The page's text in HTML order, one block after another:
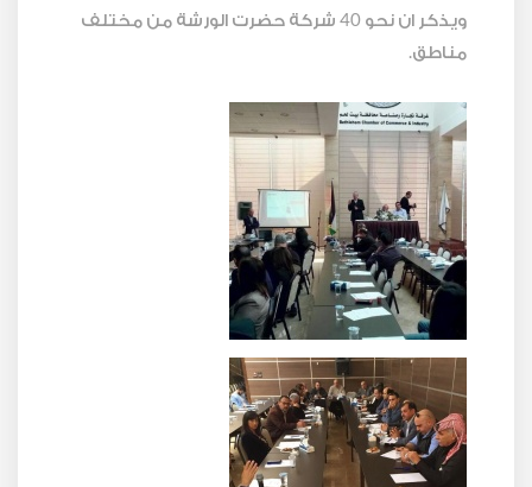
ويذكر ان نحو 40 شركة حضرت الورشة من مختلف
مناطق.